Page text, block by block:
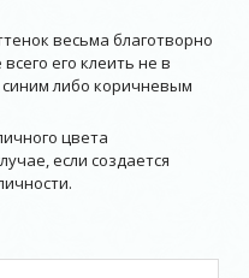
весьма благотворно
его клеить не в
либо коричневым
цвета
если создается